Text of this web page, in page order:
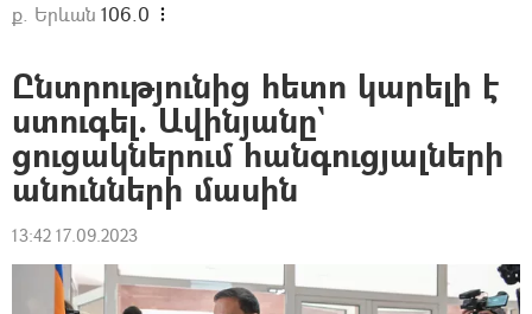
ք. Երևան 106.0
Ընտրությունից հետո կարելի է
ստուգել. Ավինյանը`
ցուցակներում հանգուցյալների
անունների մասին
13:42 17.09.2023